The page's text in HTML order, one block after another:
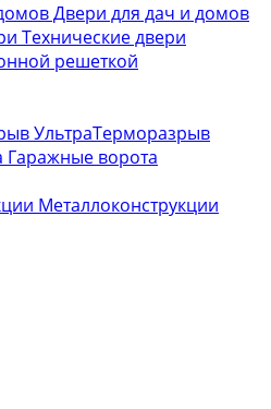
Двери для дач и домов
Технические двери
решеткой
УльтраТерморазрыв
Гаражные ворота
Металлоконструкции